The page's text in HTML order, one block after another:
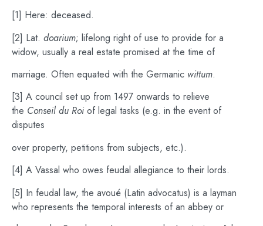
[1] Here: deceased.
[2] Lat. doarium; lifelong right of use to provide for a
widow, usually a real estate promised at the time of
marriage. Often equated with the Germanic wittum.
[3] A council set up from 1497 onwards to relieve
the Conseil du Roi of legal tasks (e.g. in the event of
disputes
over property, petitions from subjects, etc.).
[4] A Vassal who owes feudal allegiance to their lords.
[5] In feudal law, the avoué (Latin advocatus) is a layman
who represents the temporal interests of an abbey or